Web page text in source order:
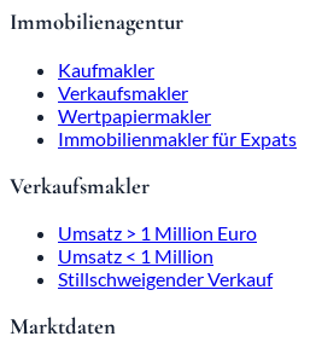
Immobilienagentur
Kaufmakler
Verkaufsmakler
Wertpapiermakler
Immobilienmakler für Expats
Verkaufsmakler
Umsatz > 1 Million Euro
Umsatz < 1 Million
Stillschweigender Verkauf
Marktdaten